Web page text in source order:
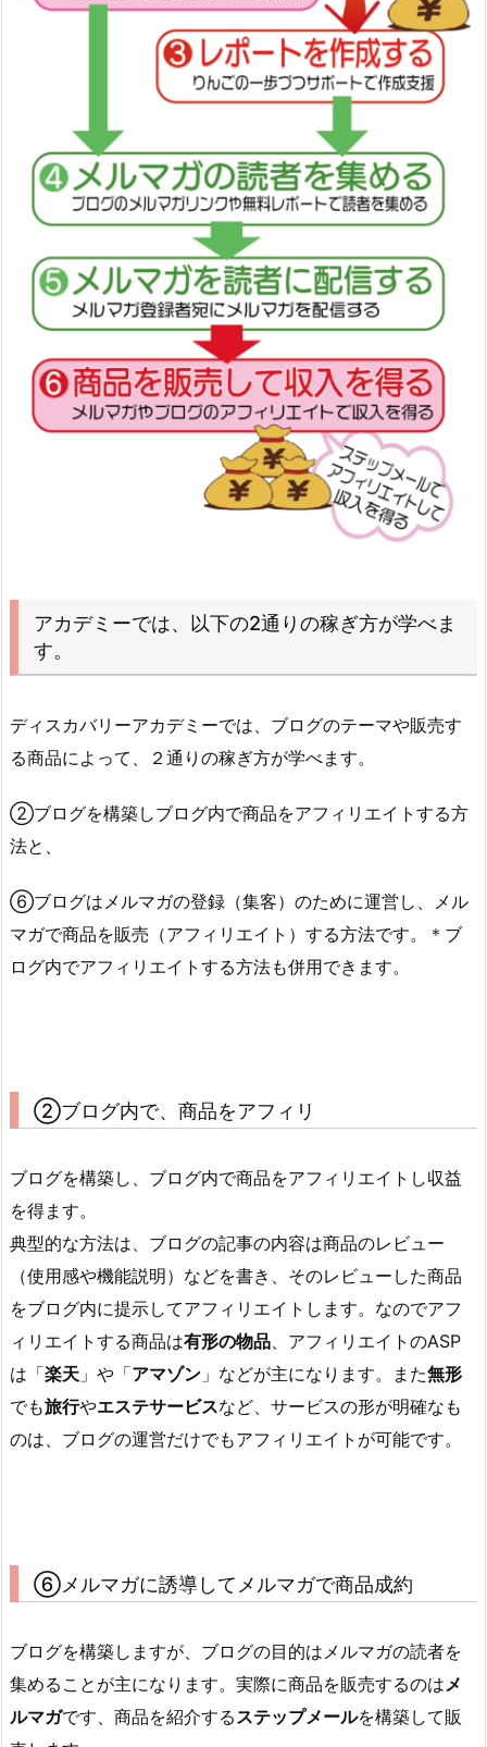
アカデミーでは、以下の2通りの稼ぎ方が学べま
す。
ディスカバリーアカデミーでは、ブログのテーマや販売す
る商品によって、２通りの稼ぎ方が学べます。
②ブログを構築しブログ内で商品をアフィリエイトする方
法と、
⑥ブログはメルマガの登録（集客）のために運営し、メル
マガで商品を販売（アフィリエイト）する方法です。＊ブ
ログ内でアフィリエイトする方法も併用できます。
②ブログ内で、商品をアフィリ
ブログを構築し、ブログ内で商品をアフィリエイトし収益
を得ます。
典型的な方法は、ブログの記事の内容は商品のレビュー
（使用感や機能説明）などを書き、そのレビューした商品
をブログ内に提示してアフィリエイトします。なのでアフ
ィリエイトする商品は有形の物品、アフィリエイトのASP
は「楽天 」や「アマゾン 」などが主になります。また無形
でも旅行やエステサービスなど、サービスの形が明確なも
のは、ブログの運営だけでもアフィリエイトが可能です。
⑥メルマガに誘導してメルマガで商品成約
ブログを構築しますが、ブログの目的はメルマガの読者を
集めることが主になります。実際に商品を販売するのはメ
ルマガです、商品を紹介するステップメールを構築して販